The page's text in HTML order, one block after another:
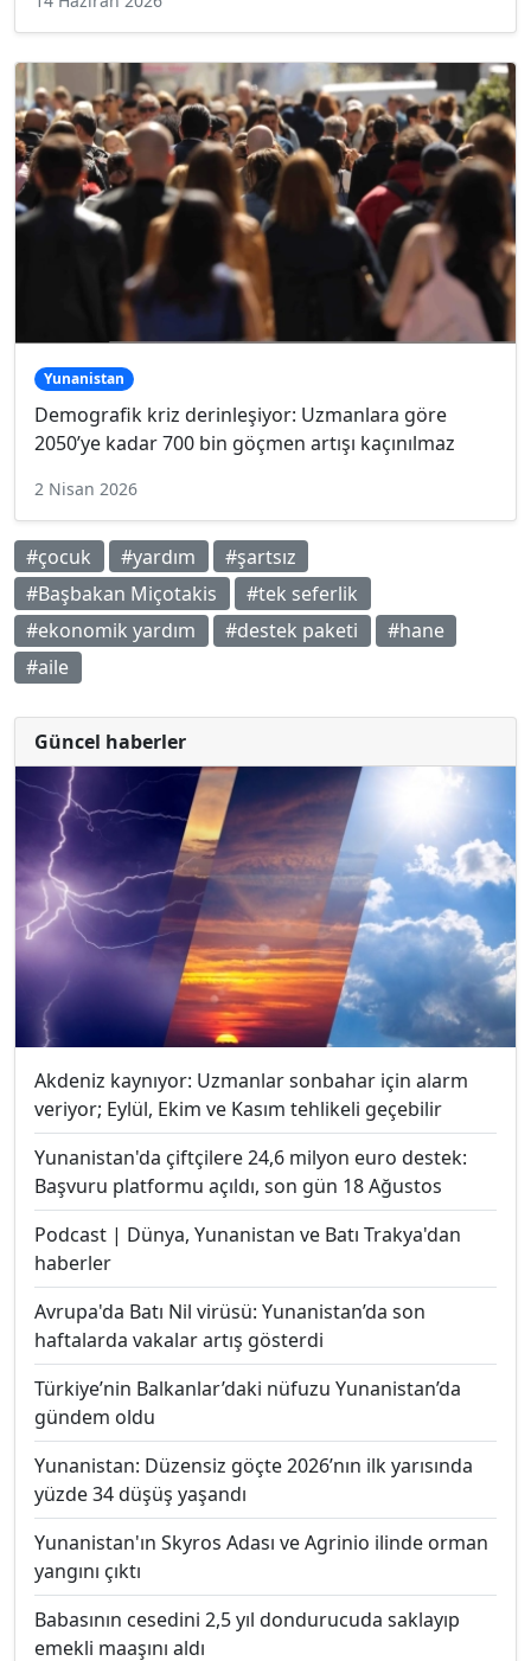
Yunanistan
Demografik kriz derinleşiyor: Uzmanlara göre
2050’ye kadar 700 bin göçmen artışı kaçınılmaz
2 Nisan 2026
#çocuk #yardım
#şartsız
#Başbakan Miçotakis
#tek seferlik
#ekonomik yardım
#destek paketi
#hane
#aile
Güncel haberler
Akdeniz kaynıyor: Uzmanlar sonbahar için alarm
veriyor; Eylül, Ekim ve Kasım tehlikeli geçebilir
Yunanistan'da çiftçilere 24,6 milyon euro destek:
Başvuru platformu açıldı, son gün 18 Ağustos
Podcast | Dünya, Yunanistan ve Batı Trakya'dan
haberler
Avrupa'da Batı Nil virüsü: Yunanistan’da son
haftalarda vakalar artış gösterdi
Türkiye’nin Balkanlar’daki nüfuzu Yunanistan’da
gündem oldu
Yunanistan: Düzensiz göçte 2026’nın ilk yarısında
yüzde 34 düşüş yaşandı
Yunanistan'ın Skyros Adası ve Agrinio ilinde orman
yangını çıktı
Babasının cesedini 2,5 yıl dondurucuda saklayıp
emekli maaşını aldı